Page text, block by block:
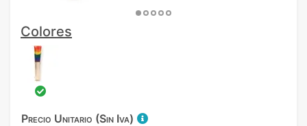
Colores
Precio Unitario (Sin Iva)